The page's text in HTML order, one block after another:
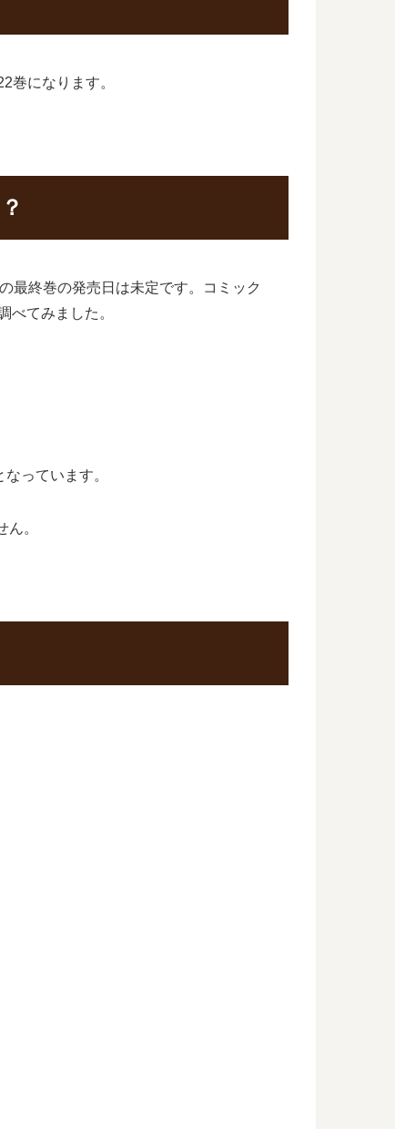
巻になります。
最終巻の発売日は未定です。コミック
べてみました。
っています。
。